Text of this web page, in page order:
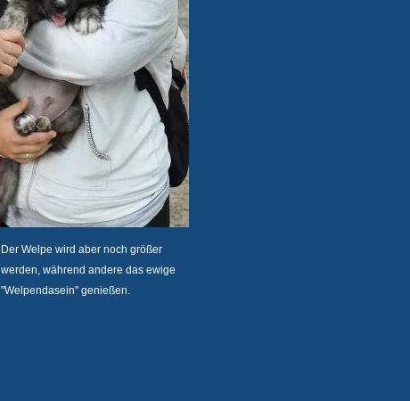
Der Welpe wird aber noch größer
werden, während andere das ewige
"Welpendasein" genießen.